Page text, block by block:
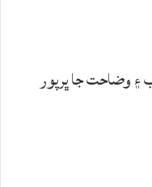
وضاحت جا ڀرپور